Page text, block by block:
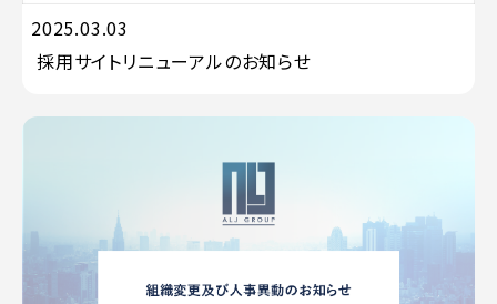
2025.03.03
採用サイトリニューアルのお知らせ